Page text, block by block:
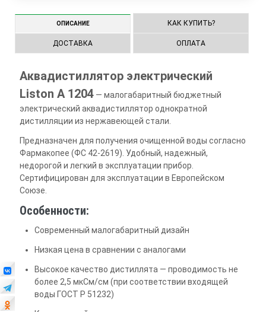
ОПИСАНИЕ КАК КУПИТЬ?
ДОСТАВКА ОПЛАТА
Аквадистиллятор электрический
Liston A 1204— малогабаритный бюджетный
электрический аквадистиллятор однократной
дистилляции из нержавеющей стали.
Предназначен для получения очищенной воды согласно
Фармакопее (ФС 42-2619). Удобный, надежный,
недорогой и легкий в эксплуатации прибор.
Сертифицирован для эксплуатации в Европейском
Союзе.
Особенности:
Современный малогабаритный дизайн
Низкая цена в сравнении с аналогами
Высокое качество дистиллята — проводимость не
более 2,5 мкСм/см (при соответствии входящей
воды ГОСТ Р 51232)